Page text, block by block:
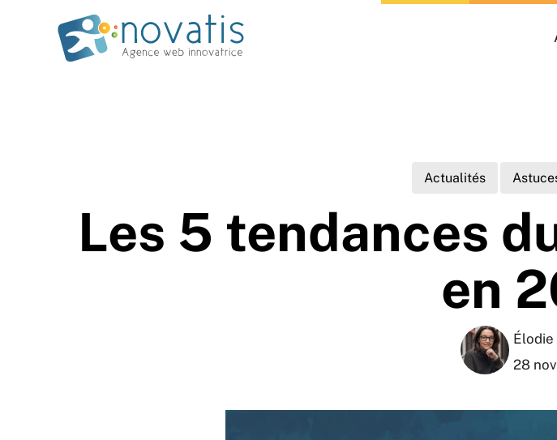
Actualités
Les 5 tendances
en
Élodie
28